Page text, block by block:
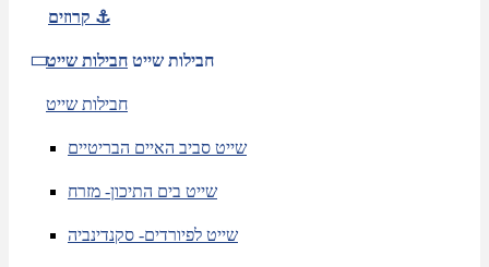
קרוזים ⚓
חבילות שייט חבילות שייט
חבילות שייט
שייט סביב האיים הבריטיים
שייט בים התיכון- מזרח
שייט לפיורדים- סקנדינביה